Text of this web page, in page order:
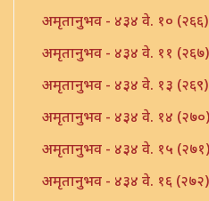
अमृतानुभव - ४३४ वे. १० (२६६)
अमृतानुभव - ४३४ वे. ११ (२६७)
अमृतानुभव - ४३४ वे. १३ (२६९)
अमृतानुभव - ४३४ वे. १४ (२७०)
अमृतानुभव - ४३४ वे. १५ (२७१)
अमृतानुभव - ४३४ वे. १६ (२७२)